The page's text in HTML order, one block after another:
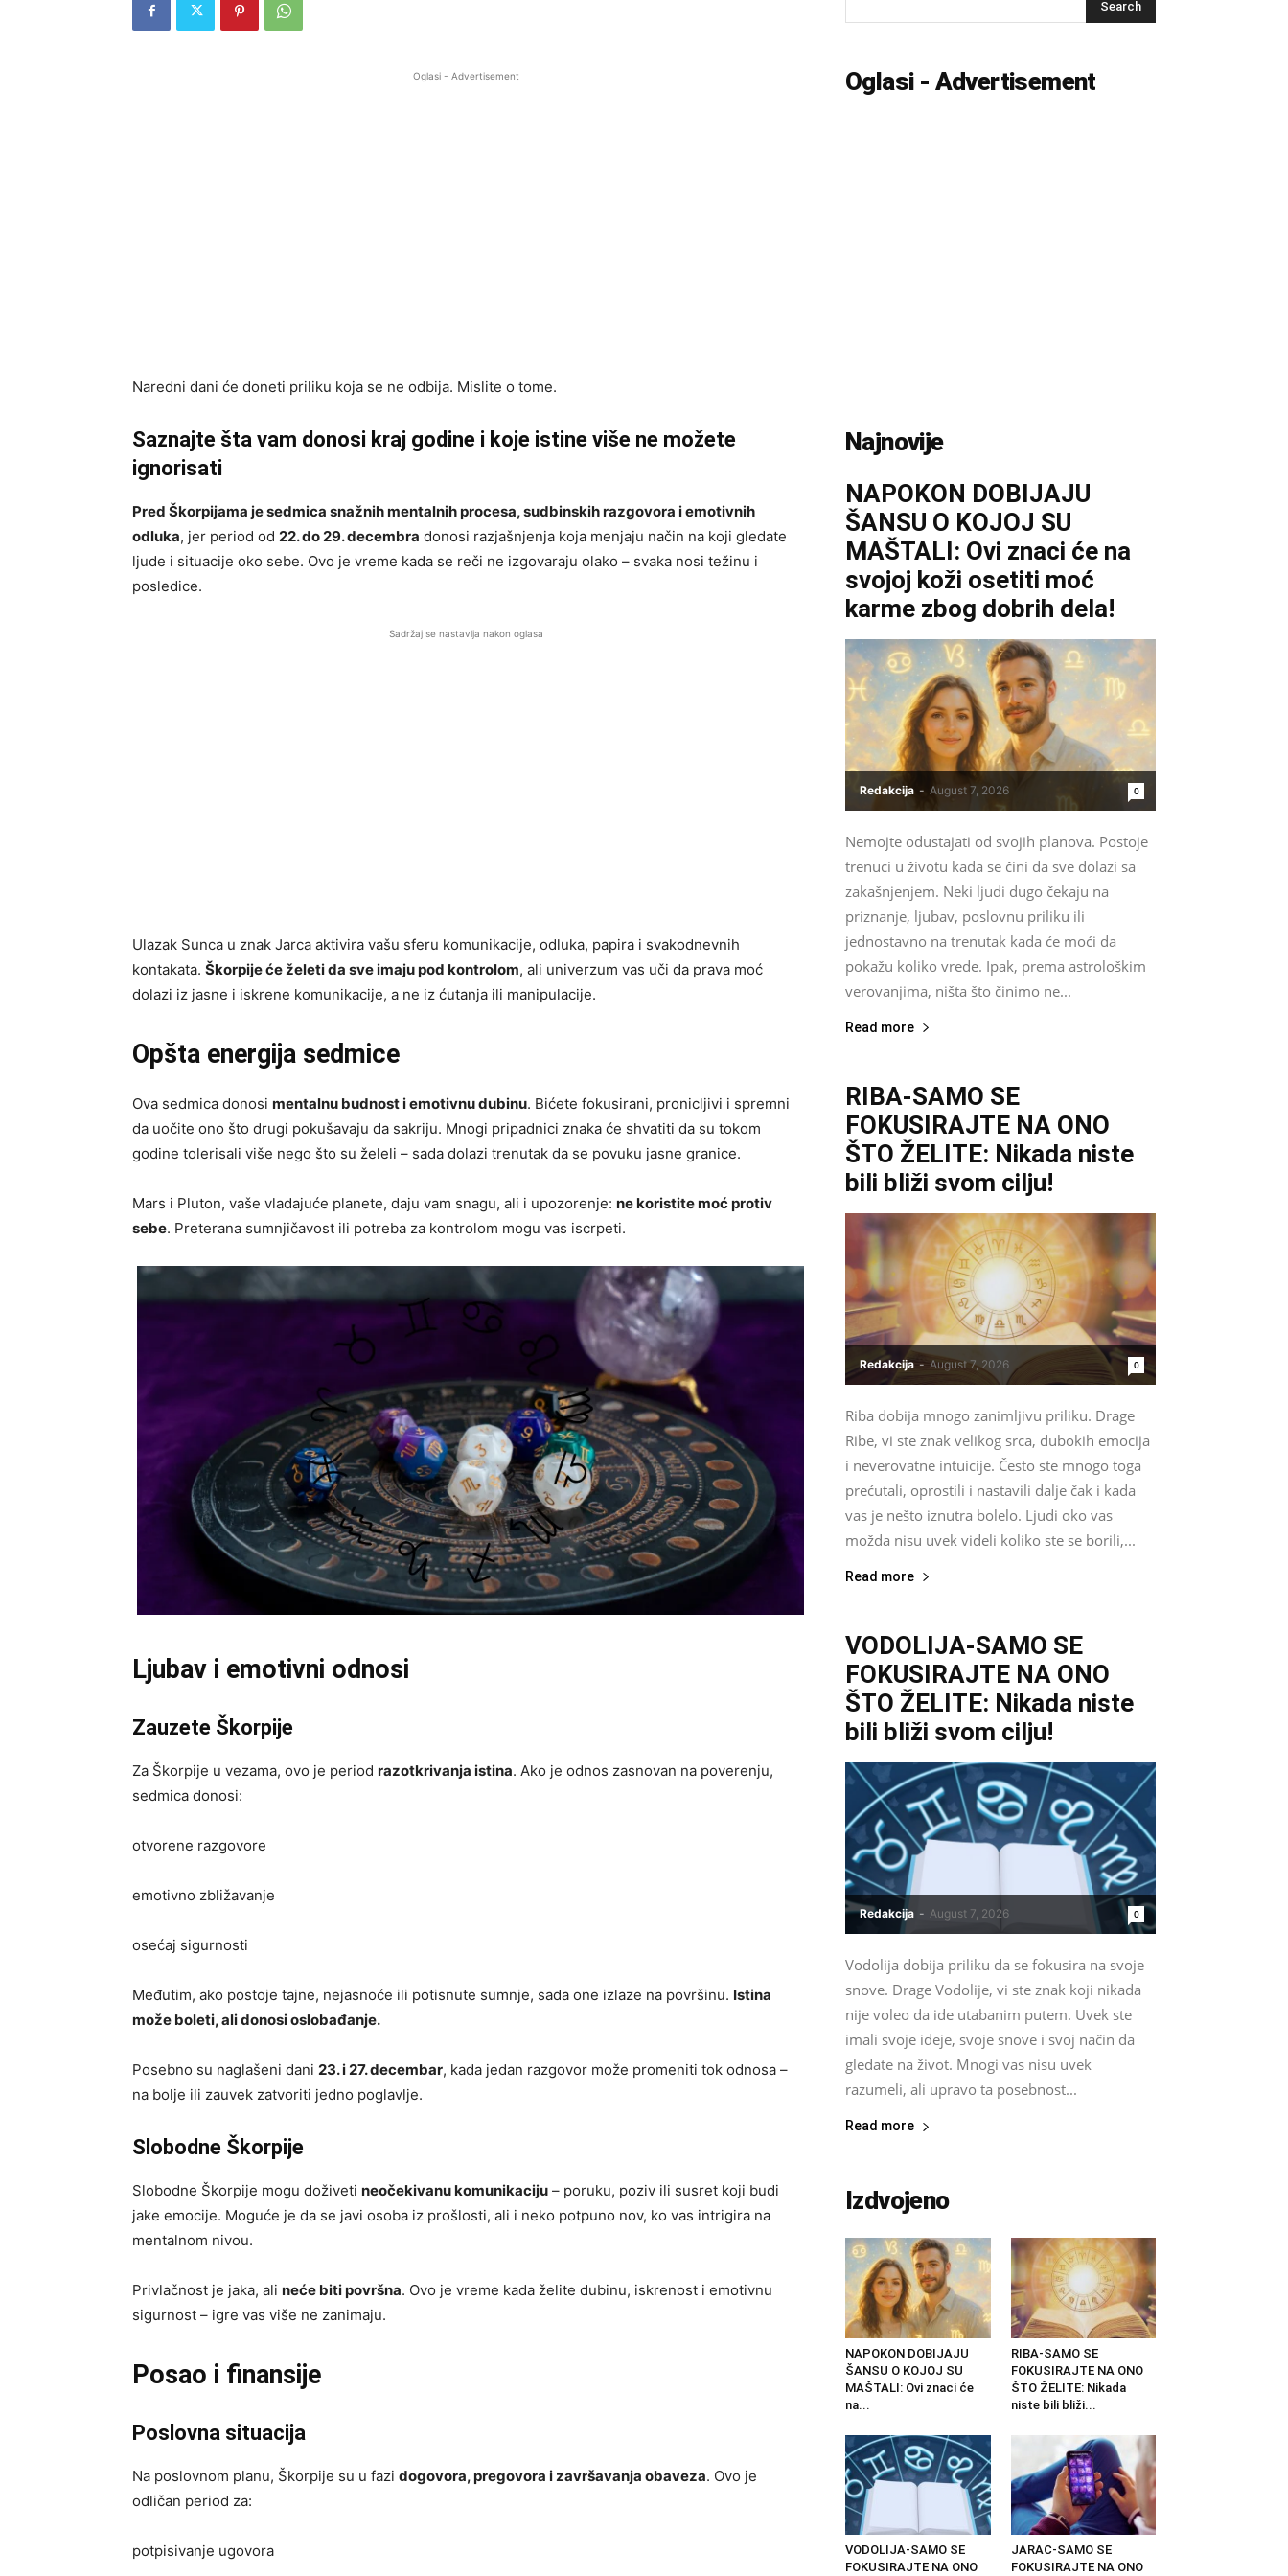
Oglasi - Advertisement
Naredni dani će doneti priliku koja se ne odbija. Mislite o tome.
Saznajte šta vam donosi kraj godine i koje istine više ne možete
ignorisati
Pred Škorpijama je sedmica snažnih mentalnih procesa, sudbinskih razgovora i emotivnih
odluka, jer period od 22. do 29. decembra donosi razjašnjenja koja menjaju način na koji gledate
ljude i situacije oko sebe. Ovo je vreme kada se reči ne izgovaraju olako – svaka nosi težinu i
posledice.
Sadržaj se nastavlja nakon oglasa
Ulazak Sunca u znak Jarca aktivira vašu sferu komunikacije, odluka, papira i svakodnevnih
kontakata. Škorpije će želeti da sve imaju pod kontrolom, ali univerzum vas uči da prava moć
dolazi iz jasne i iskrene komunikacije, a ne iz ćutanja ili manipulacije.
Opšta energija sedmice
Ova sedmica donosi mentalnu budnost i emotivnu dubinu. Bićete fokusirani, pronicljivi i spremni
da uočite ono što drugi pokušavaju da sakriju. Mnogi pripadnici znaka će shvatiti da su tokom
godine tolerisali više nego što su želeli – sada dolazi trenutak da se povuku jasne granice.
Mars i Pluton, vaše vladajuće planete, daju vam snagu, ali i upozorenje: ne koristite moć protiv
sebe. Preterana sumnjičavost ili potreba za kontrolom mogu vas iscrpeti.
Ljubav i emotivni odnosi
Zauzete Škorpije
Za Škorpije u vezama, ovo je period razotkrivanja istina. Ako je odnos zasnovan na poverenju,
sedmica donosi:
otvorene razgovore
emotivno zbližavanje
osećaj sigurnosti
Međutim, ako postoje tajne, nejasnoće ili potisnute sumnje, sada one izlaze na površinu. Istina
može boleti, ali donosi oslobađanje.
Posebno su naglašeni dani 23. i 27. decembar, kada jedan razgovor može promeniti tok odnosa –
na bolje ili zauvek zatvoriti jedno poglavlje.
Slobodne Škorpije
Slobodne Škorpije mogu doživeti neočekivanu komunikaciju – poruku, poziv ili susret koji budi
jake emocije. Moguće je da se javi osoba iz prošlosti, ali i neko potpuno nov, ko vas intrigira na
mentalnom nivou.
Privlačnost je jaka, ali neće biti površna. Ovo je vreme kada želite dubinu, iskrenost i emotivnu
sigurnost – igre vas više ne zanimaju.
Posao i finansije
Poslovna situacija
Na poslovnom planu, Škorpije su u fazi dogovora, pregovora i završavanja obaveza. Ovo je
odličan period za:
potpisivanje ugovora
Oglasi - Advertisement
Najnovije
NAPOKON DOBIJAJU
ŠANSU O KOJOJ SU
MAŠTALI: Ovi znaci će na
svojoj koži osetiti moć
karme zbog dobrih dela!
Redakcija - August 7, 2026 0
Nemojte odustajati od svojih planova. Postoje
trenuci u životu kada se čini da sve dolazi sa
zakašnjenjem. Neki ljudi dugo čekaju na
priznanje, ljubav, poslovnu priliku ili
jednostavno na trenutak kada će moći da
pokažu koliko vrede. Ipak, prema astrološkim
verovanjima, ništa što činimo ne...
Read more
RIBA-SAMO SE
FOKUSIRAJTE NA ONO
ŠTO ŽELITE: Nikada niste
bili bliži svom cilju!
Redakcija - August 7, 2026 0
Riba dobija mnogo zanimljivu priliku. Drage
Ribe, vi ste znak velikog srca, dubokih emocija
i neverovatne intuicije. Često ste mnogo toga
prećutali, oprostili i nastavili dalje čak i kada
vas je nešto iznutra bolelo. Ljudi oko vas
možda nisu uvek videli koliko ste se borili,...
Read more
VODOLIJA-SAMO SE
FOKUSIRAJTE NA ONO
ŠTO ŽELITE: Nikada niste
bili bliži svom cilju!
Redakcija - August 7, 2026 0
Vodolija dobija priliku da se fokusira na svoje
snove. Drage Vodolije, vi ste znak koji nikada
nije voleo da ide utabanim putem. Uvek ste
imali svoje ideje, svoje snove i svoj način da
gledate na život. Mnogi vas nisu uvek
razumeli, ali upravo ta posebnost...
Read more
Izdvojeno
NAPOKON DOBIJAJU
ŠANSU O KOJOJ SU
MAŠTALI: Ovi znaci će
na...
RIBA-SAMO SE
FOKUSIRAJTE NA ONO
ŠTO ŽELITE: Nikada
niste bili bliži...
VODOLIJA-SAMO SE
FOKUSIRAJTE NA ONO
JARAC-SAMO SE
FOKUSIRAJTE NA ONO